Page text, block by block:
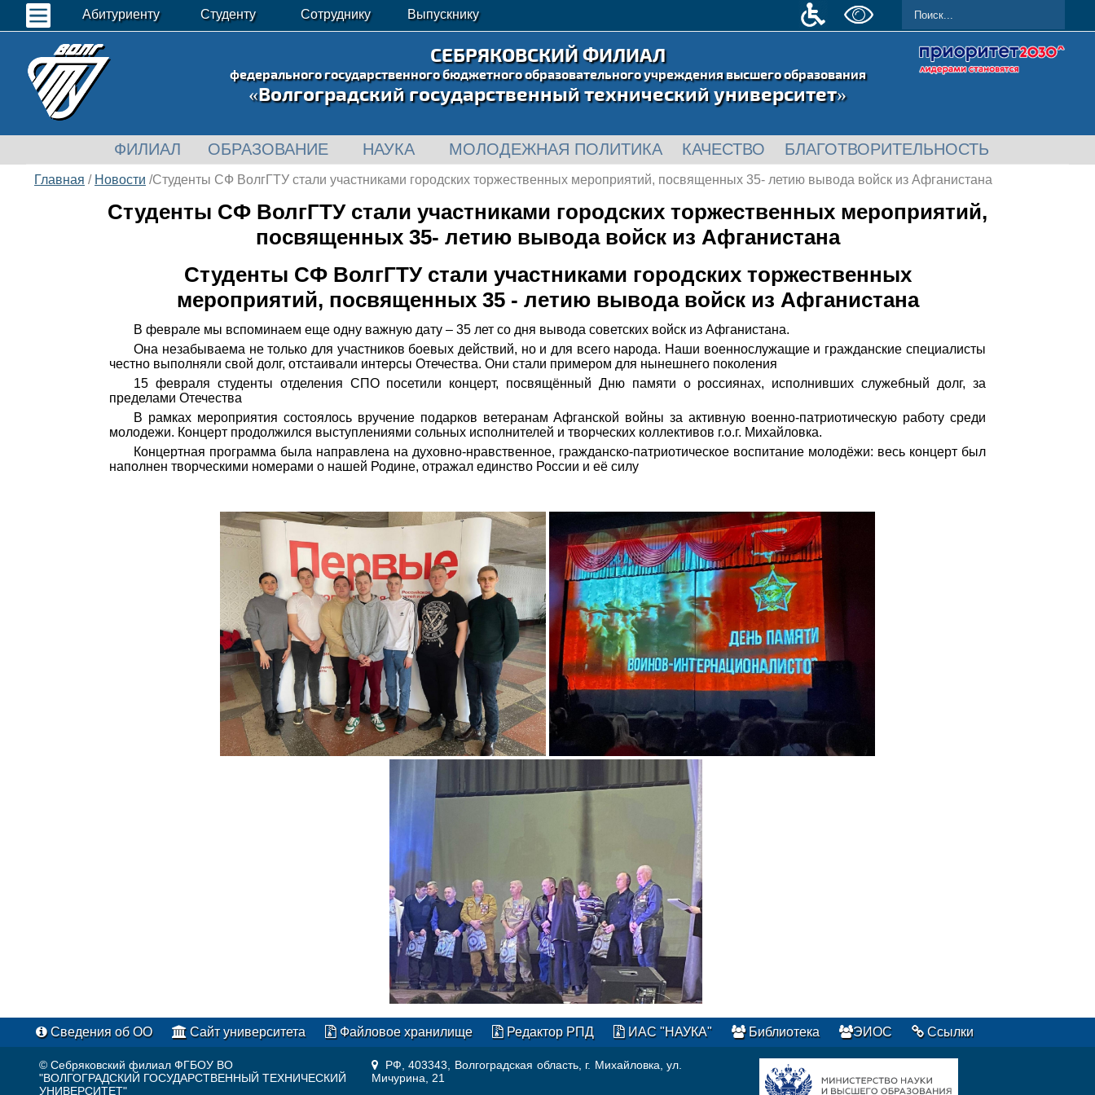
Абитуриенту Студенту Сотруднику Выпускнику
СЕБРЯКОВСКИЙ ФИЛИАЛ
федерального государственного бюджетного образовательного учреждения высшего образования
«Волгоградский государственный технический университет»
ФИЛИАЛ ОБРАЗОВАНИЕ НАУКА МОЛОДЕЖНАЯ ПОЛИТИКА КАЧЕСТВО БЛАГОТВОРИТЕЛЬНОСТЬ
Главная / Новости /Студенты СФ ВолгГТУ стали участниками городских торжественных мероприятий, посвященных 35- летию вывода войск из Афганистана
Студенты СФ ВолгГТУ стали участниками городских торжественных мероприятий,
посвященных 35- летию вывода войск из Афганистана
Студенты СФ ВолгГТУ стали участниками городских торжественных
мероприятий, посвященных 35 - летию вывода войск из Афганистана
В феврале мы вспоминаем еще одну важную дату – 35 лет со дня вывода советских войск из Афганистана.
Она незабываема не только для участников боевых действий, но и для всего народа. Наши военнослужащие и гражданские специалисты
честно выполняли свой долг, отстаивали интерсы Отечества. Они стали примером для нынешнего поколения
15 февраля студенты отделения СПО посетили концерт, посвящённый Дню памяти о россиянах, исполнивших служебный долг, за
пределами Отечества
В рамках мероприятия состоялось вручение подарков ветеранам Афганской войны за активную военно-патриотическую работу среди
молодежи. Концерт продолжился выступлениями сольных исполнителей и творческих коллективов г.о.г. Михайловка.
Концертная программа была направлена на духовно-нравственное, гражданско-патриотическое воспитание молодёжи: весь концерт был
наполнен творческими номерами о нашей Родине, отражал единство России и её силу
Сведения об ОО Сайт университета Файловое хранилище Редактор РПД ИАС "НАУКА" Библиотека ЭИОС Ссылки
© Себряковский филиал ФГБОУ ВО
"ВОЛГОГРАДСКИЙ ГОСУДАРСТВЕННЫЙ ТЕХНИЧЕСКИЙ
УНИВЕРСИТЕТ"
РФ, 403343, Волгоградская область, г. Михайловка, ул.
Мичурина, 21